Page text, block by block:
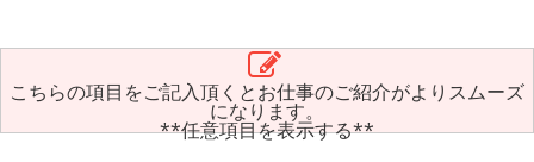
こちらの項目をご記入頂くとお仕事のご紹介がよりスムーズ
になります。
**任意項目を表示する**